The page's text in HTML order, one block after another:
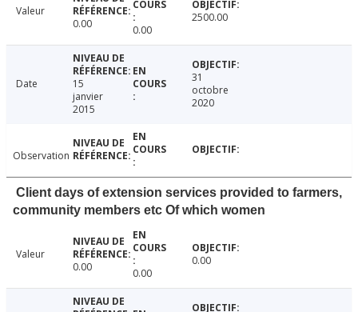
Valeur
0.00
0.00
2500.00
Date
15
janvier
2015
31
octobre
2020
Observation
Client days of extension services provided to farmers,
community members etc Of which women
Valeur
0.00
0.00
0.00